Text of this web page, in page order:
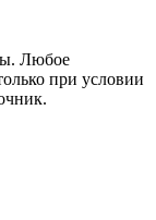
Любое
при условии